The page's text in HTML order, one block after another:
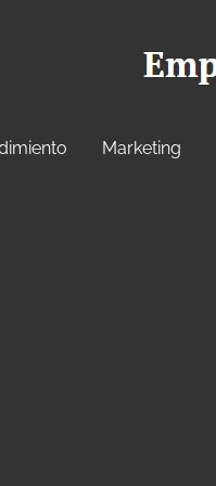
Marketing